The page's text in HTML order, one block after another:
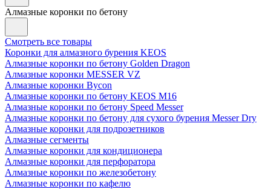
Алмазные коронки по бетону
Смотреть все товары
Коронки для алмазного бурения KEOS
Алмазные коронки по бетону Golden Dragon
Алмазные коронки MESSER VZ
Алмазные коронки Bycon
Алмазные коронки по бетону KEOS M16
Алмазные коронки по бетону Speed Messer
Алмазные коронки по бетону для сухого бурения Messer Dry
Алмазные коронки для подрозетников
Алмазные сегменты
Алмазные коронки для кондиционера
Алмазные коронки для перфоратора
Алмазные коронки по железобетону
Алмазные коронки по кафелю